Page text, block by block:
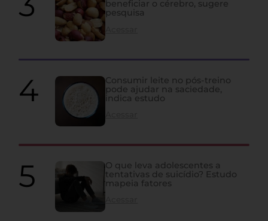
beneficiar o cérebro, sugere
pesquisa
Consumir leite no pós-treino
pode ajudar na saciedade,
indica estudo
O que leva adolescentes a
tentativas de suicídio? Estudo
mapeia fatores